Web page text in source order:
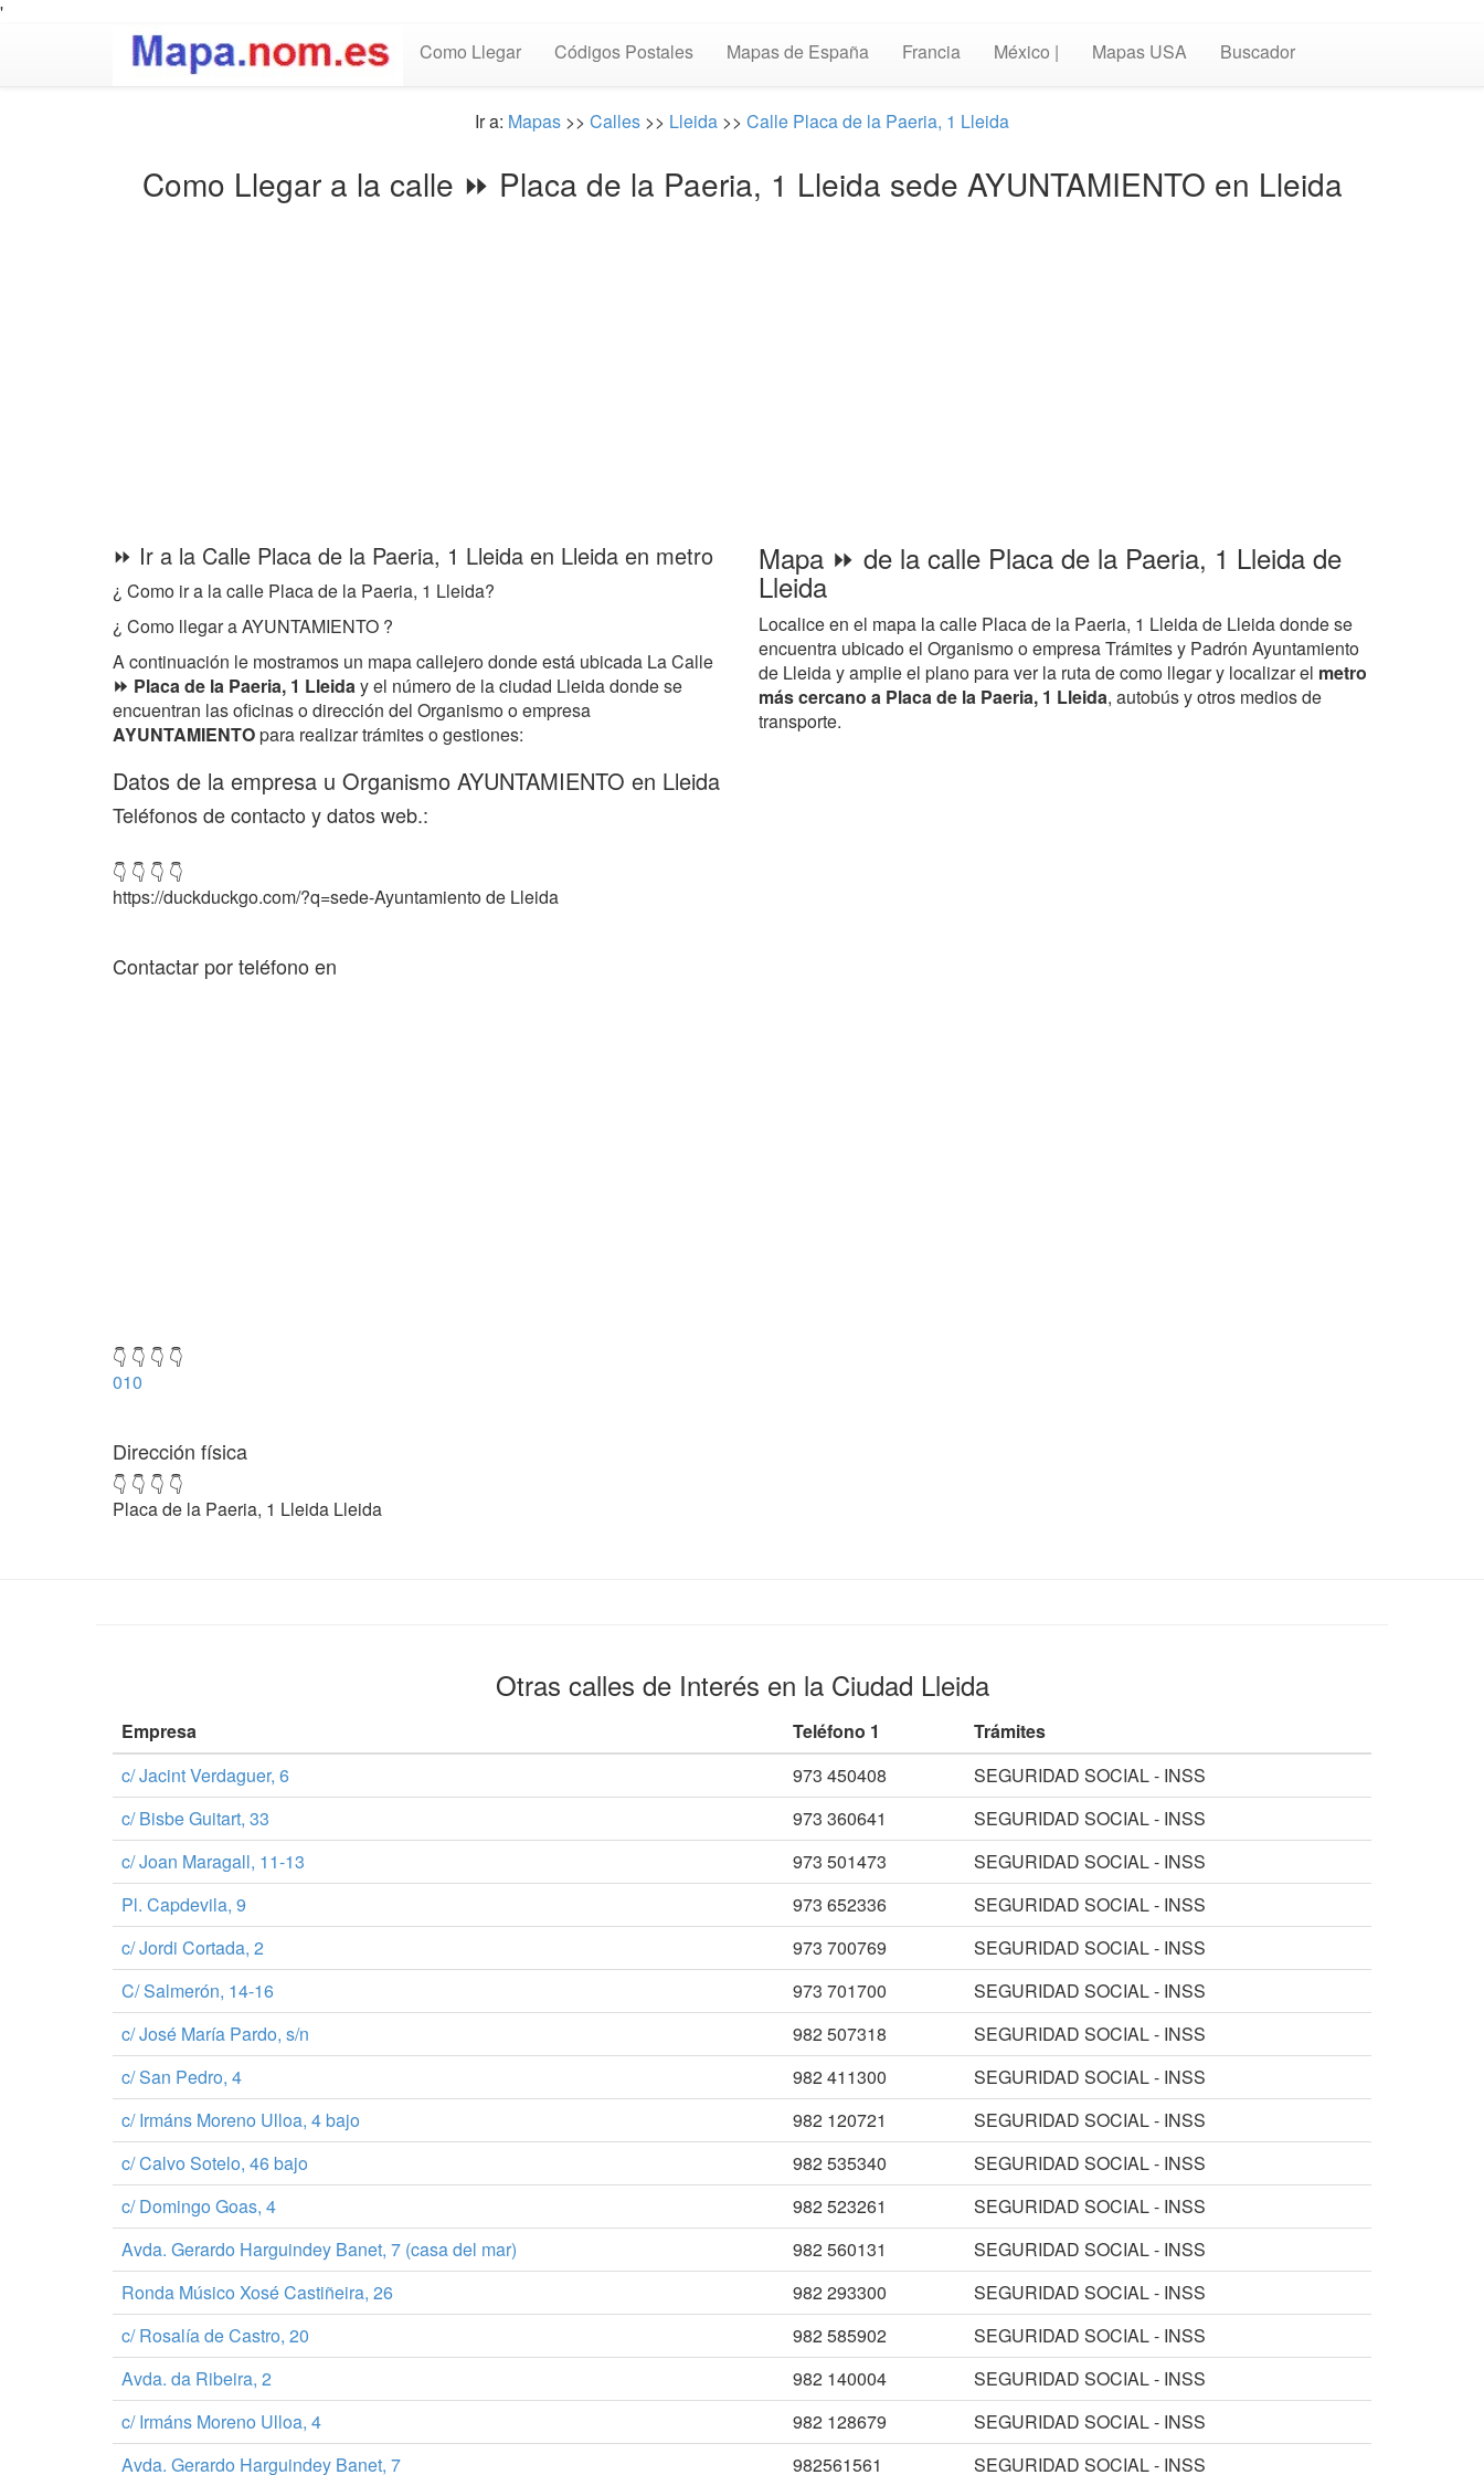
'
Como Llegar
Códigos Postales Mapas de España Francia México | Mapas USA Buscador
Ir a: Mapas >> Calles >> Lleida >> Calle Placa de la Paeria, 1 Lleida
Como Llegar a la calle ⏩ Placa de la Paeria, 1 Lleida sede AYUNTAMIENTO en Lleida
⏩ Ir a la Calle Placa de la Paeria, 1 Lleida en Lleida en metro
¿ Como ir a la calle Placa de la Paeria, 1 Lleida?
¿ Como llegar a AYUNTAMIENTO ?
A continuación le mostramos un mapa callejero donde está ubicada La Calle
⏩ Placa de la Paeria, 1 Lleiday el número de la ciudad Lleida donde se
encuentran las oficinas o dirección del Organismo o empresa
AYUNTAMIENTOpara realizar trámites o gestiones:
Datos de la empresa u Organismo AYUNTAMIENTO en Lleida
Teléfonos de contacto y datos web.:
👇 👇 👇 👇
https://duckduckgo.com/?q=sede-Ayuntamiento de Lleida
Contactar por teléfono en
👇 👇 👇 👇
010
Dirección física
👇 👇 👇 👇
Placa de la Paeria, 1 Lleida Lleida
Mapa ⏩ de la calle Placa de la Paeria, 1 Lleida de
Lleida
Localice en el mapa la calle Placa de la Paeria, 1 Lleida de Lleida donde se
encuentra ubicado el Organismo o empresa Trámites y Padrón Ayuntamiento
de Lleida y amplie el plano para ver la ruta de como llegar y localizar el metro
más cercano a Placa de la Paeria, 1 Lleida, autobús y otros medios de
transporte.
Otras calles de Interés en la Ciudad Lleida
Empresa Teléfono 1
Trámites
c/ Jacint Verdaguer, 6
973 450408
SEGURIDAD SOCIAL - INSS
c/ Bisbe Guitart, 33
973 360641
SEGURIDAD SOCIAL - INSS
c/ Joan Maragall, 11-13
973 501473
SEGURIDAD SOCIAL - INSS
Pl. Capdevila, 9
973 652336
SEGURIDAD SOCIAL - INSS
c/ Jordi Cortada, 2
973 700769
SEGURIDAD SOCIAL - INSS
C/ Salmerón, 14-16
973 701700
SEGURIDAD SOCIAL - INSS
c/ José María Pardo, s/n
982 507318
SEGURIDAD SOCIAL - INSS
c/ San Pedro, 4
982 411300
SEGURIDAD SOCIAL - INSS
c/ Irmáns Moreno Ulloa, 4 bajo
982 120721
SEGURIDAD SOCIAL - INSS
c/ Calvo Sotelo, 46 bajo
982 535340
SEGURIDAD SOCIAL - INSS
c/ Domingo Goas, 4
982 523261
SEGURIDAD SOCIAL - INSS
Avda. Gerardo Harguindey Banet, 7 (casa del mar)
982 560131
SEGURIDAD SOCIAL - INSS
Ronda Músico Xosé Castiñeira, 26
982 293300
SEGURIDAD SOCIAL - INSS
c/ Rosalía de Castro, 20
982 585902
SEGURIDAD SOCIAL - INSS
Avda. da Ribeira, 2
982 140004
SEGURIDAD SOCIAL - INSS
c/ Irmáns Moreno Ulloa, 4
982 128679
SEGURIDAD SOCIAL - INSS
Avda. Gerardo Harguindey Banet, 7
982561561 SEGURIDAD SOCIAL - INSS